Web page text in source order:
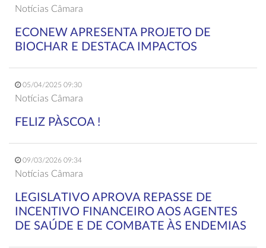
Notícias Câmara
ECONEW APRESENTA PROJETO DE
BIOCHAR E DESTACA IMPACTOS
05/04/2025 09:30
Notícias Câmara
FELIZ PÀSCOA !
09/03/2026 09:34
Notícias Câmara
LEGISLATIVO APROVA REPASSE DE
INCENTIVO FINANCEIRO AOS AGENTES
DE SAÚDE E DE COMBATE ÀS ENDEMIAS